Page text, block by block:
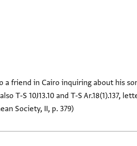
friend in Cairo inquiring about his
T-S 10J13.10 and T-S Ar.18(1).137,
Society, II, p. 379)